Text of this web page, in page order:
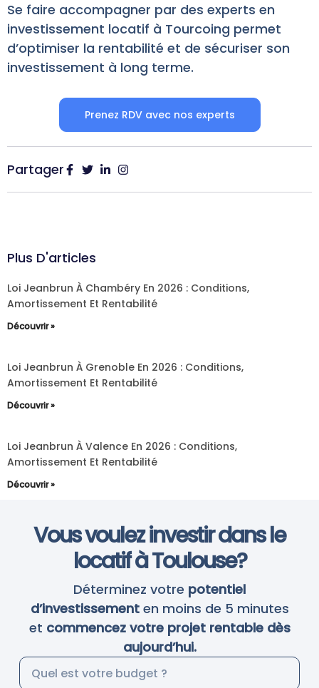
Se faire accompagner par des experts en
investissement locatif à Tourcoing permet
d’optimiser la rentabilité et de sécuriser son
investissement à long terme.
Prenez RDV avec nos experts
Partager
Plus D'articles
Loi Jeanbrun À Chambéry En 2026 : Conditions,
Amortissement Et Rentabilité
Découvrir »
Loi Jeanbrun À Grenoble En 2026 : Conditions,
Amortissement Et Rentabilité
Découvrir »
Loi Jeanbrun À Valence En 2026 : Conditions,
Amortissement Et Rentabilité
Découvrir »
Vous voulez investir dans le
locatif à Toulouse?
Déterminez votre potentiel
d’investissementen moins de 5 minutes
et commencez votre projet rentable dès
aujourd’hui.
B